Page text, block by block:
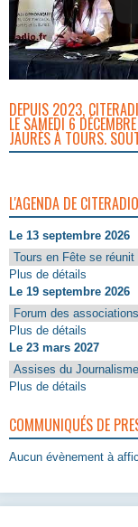
DEPUIS 2023,
LE SAMEDI 6
JAURÈS À TOURS.
L'AGENDA DE CITERADIO
Le 13 septembre 2026
Tours en Fête se
Plus de détails
Le 19 septembre 2026
Forum des
Plus de détails
Le 23 mars 2027
Assises du
Plus de détails
COMMUNIQUÉS DE
Aucun évènement à